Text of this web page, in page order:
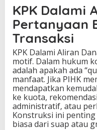
KPK Dalami
Pertanyaan
Transaksi
KPK Dalami Aliran
motif. Dalam hukum
adalah apakah ada
manfaat. Jika PIHK
mendapatkan
ke kuota,
administratif, atau
Konstruksi ini
biasa dari suap atau